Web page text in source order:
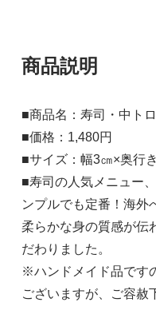
商品説明
■商品名：寿司・中トロ
■価格：1,480円
■サイズ：幅3㎝×奥行
■寿司の人気メニュー
ンプルでも定番！海外
柔らかな身の質感が伝
だわりました。
※ハンドメイド品です
ございますが、ご容赦